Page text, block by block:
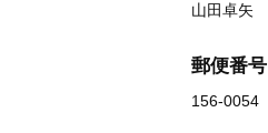
山田卓矢
郵便番号
156-0054